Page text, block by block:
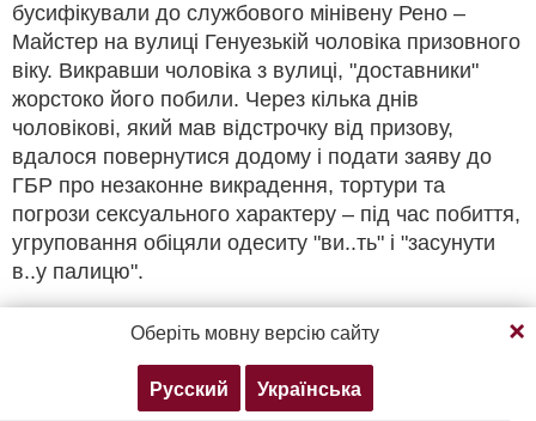
бусифікували до службового мінівену Рено –
Майстер на вулиці Генуезькій чоловіка призовного
віку. Викравши чоловіка з вулиці, "доставники"
жорстоко його побили. Через кілька днів
чоловікові, який мав відстрочку від призову,
вдалося повернутися додому і подати заяву до
ГБР про незаконне викрадення, тортури та
погрози сексуального характеру – під час побиття,
угруповання обіцяли одеситу "ви..ть" і "засунути
в..у палицю".
Після затримання "помічників" військкомів у
службовому мінівені було виявлено гумові кийки,
молотки та наручники. Також цікаво, що
"працювали" помічники ТЦК у неабиякому підпитку
Продовжуючи перегляд, ви погоджуєтесь з нашою
політикою конфіденційності
Згоден Докладніше
Оберіть мовну версію сайту
Русский Українська